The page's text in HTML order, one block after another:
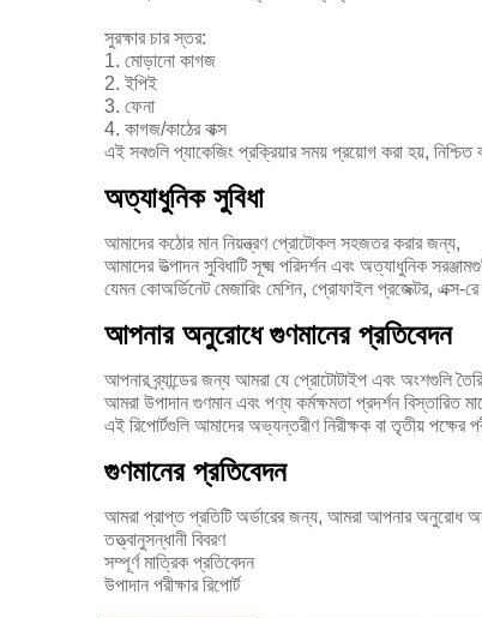
সুরক্ষার চার স্তর:
1. মোড়ানো কাগজ
2. ইপিই
3. ফেনা
4. কাগজ/কাঠের বাক্স
এই সবগুলি প্যাকেজিং প্রক্রিয়ার সময় প্রয়োগ করা হয়,
অত্যাধুনিক সুবিধা
আমাদের কঠোর মান নিয়ন্ত্রণ প্রোটোকল সহজতর করার জন্য,
আমাদের উত্পাদন সুবিধাটি সূক্ষ্ম পরিদর্শন এবং অত্যাধুনিক
যেমন কোঅর্ডিনেট মেজারিং মেশিন, প্রোফাইল প্রজেক্টর, এক্স-রে
আপনার অনুরোধে গুণমানের প্রতিবেদন
আপনার ব্র্যান্ডের জন্য আমরা যে প্রোটোটাইপ এবং অংশগুলি
আমরা উপাদান গুণমান এবং পণ্য কর্মক্ষমতা প্রদর্শন বিস্তারিত
এই রিপোর্টগুলি আমাদের অভ্যন্তরীণ নিরীক্ষক বা তৃতীয় পক্ষের
গুণমানের প্রতিবেদন
আমরা প্রাপ্ত প্রতিটি অর্ডারের জন্য, আমরা আপনার অনুরোধ
তত্ত্বানুসন্ধানী বিবরণ
সম্পূর্ণ মাত্রিক প্রতিবেদন
উপাদান পরীক্ষার রিপোর্ট